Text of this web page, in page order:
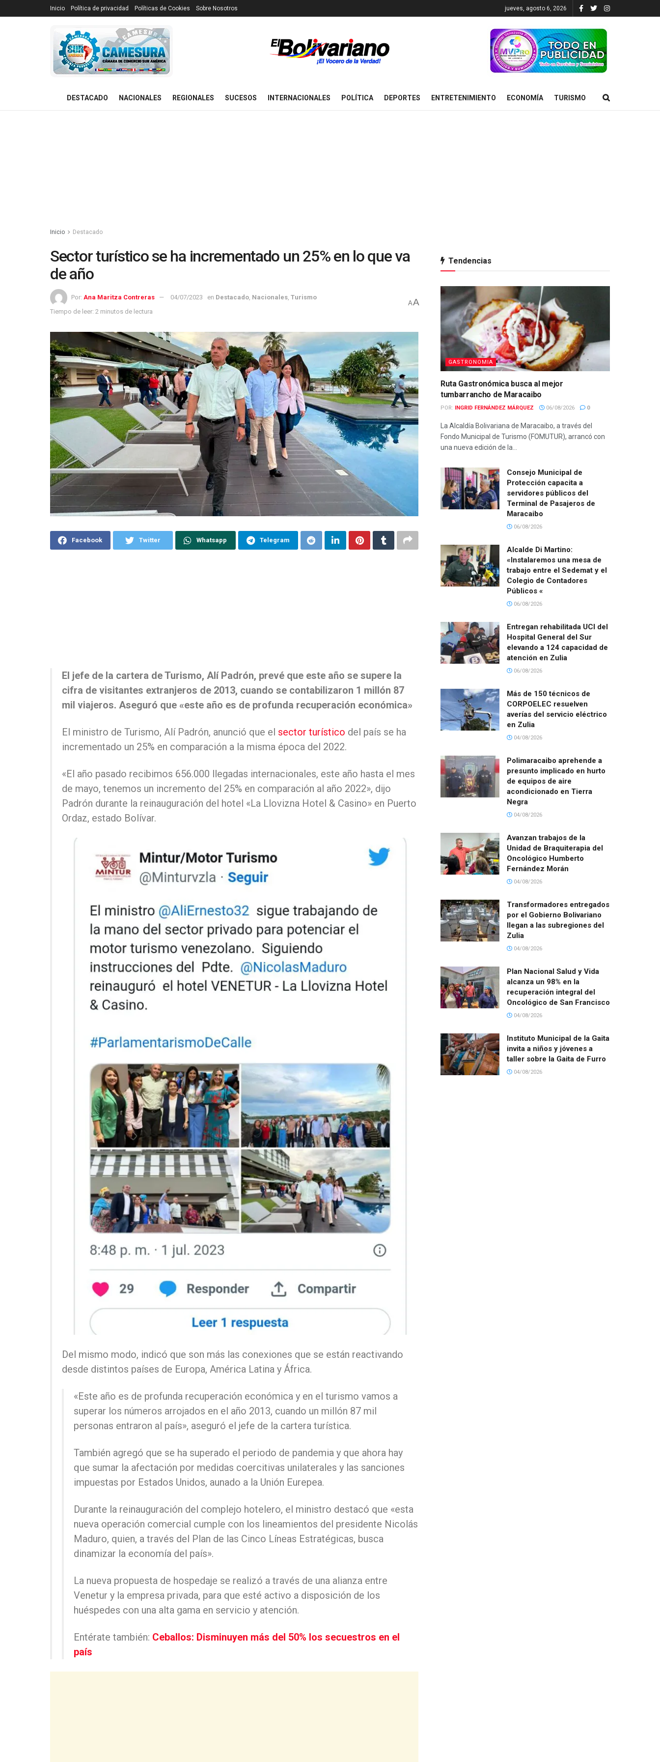
Inicio Política de privacidad Políticas de Cookies Sobre Nosotros jueves, agosto 6, 2026
DESTACADO NACIONALES REGIONALES SUCESOS INTERNACIONALES POLÍTICA DEPORTES ENTRETENIMIENTO ECONOMÍA TURISMO
Inicio Destacado
Sector turístico se ha incrementado un 25% en lo que va
de año
Por: Ana Maritza Contreras 04/07/2023 en Destacado Nacionales Turismo
Tiempo de leer: 2 minutos de lectura
AA
Facebook Twitter Whatsapp Telegram
El jefe de la cartera de Turismo, Alí Padrón, prevé que este año se supere la
cifra de visitantes extranjeros de 2013, cuando se contabilizaron 1 millón 87
mil viajeros. Aseguró que «este año es de profunda recuperación económica»
El ministro de Turismo, Alí Padrón, anunció que el sector turístico del país se ha
incrementado un 25% en comparación a la misma época del 2022.
«El año pasado recibimos 656.000 llegadas internacionales, este año hasta el mes
de mayo, tenemos un incremento del 25% en comparación al año 2022», dijo
Padrón durante la reinauguración del hotel «La Llovizna Hotel & Casino» en Puerto
Ordaz, estado Bolívar.
Del mismo modo, indicó que son más las conexiones que se están reactivando
desde distintos países de Europa, América Latina y África.
«Este año es de profunda recuperación económica y en el turismo vamos a
superar los números arrojados en el año 2013, cuando un millón 87 mil
personas entraron al país», aseguró el jefe de la cartera turística.
También agregó que se ha superado el periodo de pandemia y que ahora hay
que sumar la afectación por medidas coercitivas unilaterales y las sanciones
impuestas por Estados Unidos, aunado a la Unión Eurepea.
Durante la reinauguración del complejo hotelero, el ministro destacó que «esta
nueva operación comercial cumple con los lineamientos del presidente Nicolás
Maduro, quien, a través del Plan de las Cinco Líneas Estratégicas, busca
dinamizar la economía del país».
La nueva propuesta de hospedaje se realizó a través de una alianza entre
Venetur y la empresa privada, para que esté activo a disposición de los
huéspedes con una alta gama en servicio y atención.
Entérate también: Ceballos: Disminuyen más del 50% los secuestros en el
país
Tendencias
GASTRONOMIA
Ruta Gastronómica busca al mejor
tumbarrancho de Maracaibo
POR: INGRID FERNÁNDEZ MÁRQUEZ 06/08/2026 0
La Alcaldía Bolivariana de Maracaibo, a través del
Fondo Municipal de Turismo (FOMUTUR), arrancó con
una nueva edición de la...
Consejo Municipal de
Protección capacita a
servidores públicos del
Terminal de Pasajeros de
Maracaibo
06/08/2026
Alcalde Di Martino:
«Instalaremos una mesa de
trabajo entre el Sedemat y el
Colegio de Contadores
Públicos «
06/08/2026
Entregan rehabilitada UCI del
Hospital General del Sur
elevando a 124 capacidad de
atención en Zulia
06/08/2026
Más de 150 técnicos de
CORPOELEC resuelven
averías del servicio eléctrico
en Zulia
04/08/2026
Polimaracaibo aprehende a
presunto implicado en hurto
de equipos de aire
acondicionado en Tierra
Negra
04/08/2026
Avanzan trabajos de la
Unidad de Braquiterapia del
Oncológico Humberto
Fernández Morán
04/08/2026
Transformadores entregados
por el Gobierno Bolivariano
llegan a las subregiones del
Zulia
04/08/2026
Plan Nacional Salud y Vida
alcanza un 98% en la
recuperación integral del
Oncológico de San Francisco
04/08/2026
Instituto Municipal de la Gaita
invita a niños y jóvenes a
taller sobre la Gaita de Furro
04/08/2026